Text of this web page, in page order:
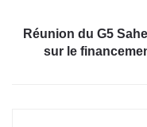
Réunion du G5
sur le